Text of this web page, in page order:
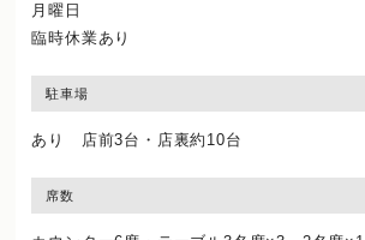
月曜日
臨時休業あり
駐車場
あり 店前3台・店裏約10台
席数